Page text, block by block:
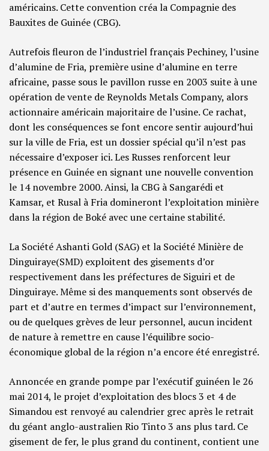
américains. Cette convention créa la Compagnie des
Bauxites de Guinée (CBG).
Autrefois fleuron de l’industriel français Pechiney, l’usine
d’alumine de Fria, première usine d’alumine en terre
africaine, passe sous le pavillon russe en 2003 suite à une
opération de vente deReynolds Metals Company, alors
actionnaire américain majoritaire de l’usine. Ce rachat,
dont les conséquences se font encore sentir aujourd’hui
sur la ville de Fria, est un dossier spécial qu’il n’est pas
nécessaire d’exposer ici. Les Russes renforcent leur
présence en Guinée en signant une nouvelle convention
le 14 novembre 2000. Ainsi, la CBG à Sangarédi et
Kamsar, et Rusal à Fria domineront l’exploitation minière
dans la région de Boké avec une certaine stabilité.
La Société Ashanti Gold (SAG) et la Société Minière de
Dinguiraye(SMD) exploitent des gisements d’or
respectivement dans les préfectures de Siguiri et de
Dinguiraye. Même si des manquements sont observés de
part et d’autre en termes d’impact sur l’environnement,
ou de quelques grèves de leur personnel, aucun incident
de nature à remettre en cause l’équilibre socio-
économique global de la région n’a encore été enregistré.
Annoncée en grande pompe par l’exécutif guinéen le 26
mai 2014, le projet d’exploitation des blocs 3 et 4 de
Simandou est renvoyé au calendrier grec après le retrait
du géant anglo-australien Rio Tinto 3 ans plus tard. Ce
gisement de fer, le plus grand du continent, contient une